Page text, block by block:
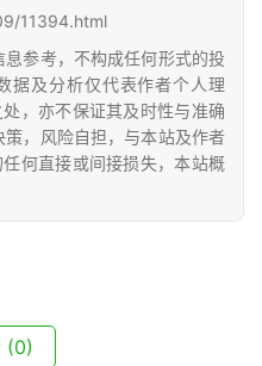
11394.html
参考，不构成任何形式的投
据及分析仅代表作者个人理
，亦不保证其及时性与准确
，风险自担，与本站及作者
何直接或间接损失，本站概
(0)